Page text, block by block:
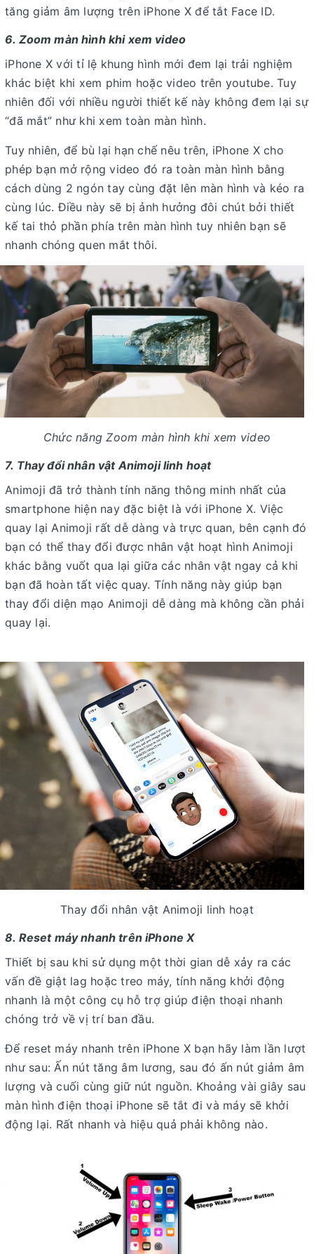
tăng giảm âm lượng trên iPhone X để tắt Face ID.
6. Zoom màn hình khi xem video
iPhone X với tỉ lệ khung hình mới đem lại trải nghiệm
khác biệt khi xem phim hoặc video trên youtube. Tuy
nhiên đối với nhiều người thiết kế này không đem lại sự
“đã mắt” như khi xem toàn màn hình.
Tuy nhiên, để bù lại hạn chế nêu trên, iPhone X cho
phép bạn mở rộng video đó ra toàn màn hình bằng
cách dùng 2 ngón tay cùng đặt lên màn hình và kéo ra
cùng lúc. Điều này sẽ bị ảnh hưởng đôi chút bởi thiết
kế tai thỏ phần phía trên màn hình tuy nhiên bạn sẽ
nhanh chóng quen mắt thôi.
Chức năng Zoom màn hình khi xem video
7. Thay đổi nhân vật Animoji linh hoạt
Animoji đã trở thành tính năng thông minh nhất của
smartphone hiện nay đặc biệt là với iPhone X. Việc
quay lại Animoji rất dễ dàng và trực quan, bên cạnh đó
bạn có thể thay đổi được nhân vật hoạt hình Animoji
khác bằng vuốt qua lại giữa các nhân vật ngay cả khi
bạn đã hoàn tất việc quay. Tính năng này giúp bạn
thay đổi diện mạo Animoji dễ dàng mà không cần phải
quay lại.
Thay đổi nhân vật Animoji linh hoạt
8. Reset máy nhanh trên iPhone X
Thiết bị sau khi sử dụng một thời gian dễ xảy ra các
vấn đề giật lag hoặc treo máy, tính năng khởi động
nhanh là một công cụ hỗ trợ giúp điện thoại nhanh
chóng trở về vị trí ban đầu.
Để reset máy nhanh trên iPhone X bạn hãy làm lần lượt
như sau: Ấn nút tăng âm lương, sau đó ấn nút giảm âm
lượng và cuối cùng giữ nút nguồn. Khoảng vài giây sau
màn hình điện thoại iPhone sẽ tắt đi và máy sẽ khởi
động lại. Rất nhanh và hiệu quả phải không nào.